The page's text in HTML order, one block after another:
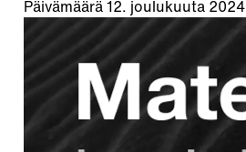
Päivämäärä 12. joulukuuta 2024